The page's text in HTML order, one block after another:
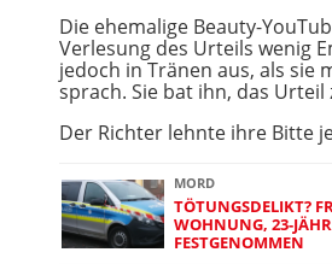
Die ehemalige Beauty-
Verlesung des Urteils wenig
jedoch in Tränen aus, als sie
sprach. Sie bat ihn, das Urteil
Der Richter lehnte ihre Bitte
MORD
TÖTUNGSDELIKT?
WOHNUNG, 23-
FESTGENOMMEN